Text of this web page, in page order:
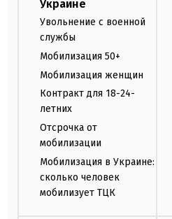
Украине
Увольнение с военной
службы
Мобилизация 50+
Мобилизация женщин
Контракт для 18-24-
летних
Отсрочка от
мобилизации
Мобилизация в Украине:
сколько человек
мобилизует ТЦК